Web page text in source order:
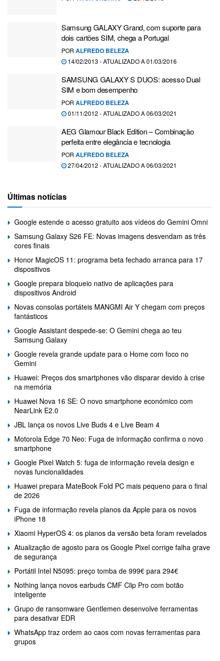
Samsung GALAXY Grand, com suporte para
dois cartões SIM, chega a Portugal
POR ALFREDO BELEZA
14/02/2013 - ATUALIZADO A 01/03/2016
SAMSUNG GALAXY S DUOS: acesso Dual
SIM e bom desempenho
POR ALFREDO BELEZA
01/11/2012 - ATUALIZADO A 06/03/2021
AEG Glamour Black Edition – Combinação
perfeita entre elegância e tecnologia
POR ALFREDO BELEZA
27/04/2012 - ATUALIZADO A 06/03/2021
Últimas notícias
Google estende o acesso gratuito aos vídeos do Gemini Omni
Samsung Galaxy S26 FE: Novas imagens desvendam as três
cores finais
Honor MagicOS 11: programa beta fechado arranca para 17
dispositivos
Google prepara bloqueio nativo de aplicações para
dispositivos Android
Novas consolas portáteis MANGMI Air Y chegam com preços
fantásticos
Google Assistant despede-se: O Gemini chega ao teu
Samsung Galaxy
Google revela grande update para o Home com foco no
Gemini
Huawei: Preços dos smartphones vão disparar devido à crise
na memória
Huawei Nova 16 SE: O novo smartphone económico com
NearLink E2.0
JBL lança os novos Live Buds 4 e Live Beam 4
Motorola Edge 70 Neo: Fuga de informação confirma o novo
smartphone
Google Pixel Watch 5: fuga de informação revela design e
novas funcionalidades
Huawei prepara MateBook Fold PC mais pequeno para o final
de 2026
Fuga de informação revela planos da Apple para os novos
iPhone 18
Xiaomi HyperOS 4: os planos da versão beta foram revelados
Atualização de agosto para os Google Pixel corrige falha grave
de segurança
Portátil Intel N5095: preço tomba de 999€ para 294€
Nothing lança novos earbuds CMF Clip Pro com botão
inteligente
Grupo de ransomware Gentlemen desenvolve ferramentas
para desativar EDR
WhatsApp traz ordem ao caos com novas ferramentas para
grupos